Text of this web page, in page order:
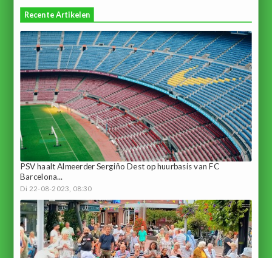
Recente Artikelen
PSV haalt Almeerder Sergiño Dest op huurbasis van FC
Barcelona...
Di 22-08-2023, 08:30